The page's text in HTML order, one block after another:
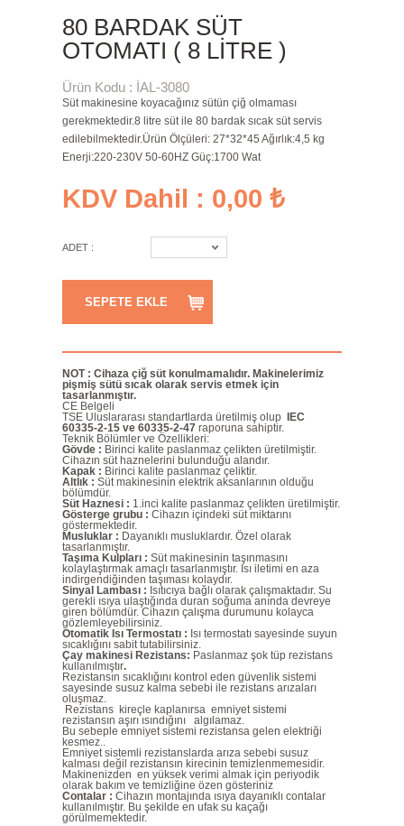
80 BARDAK SÜT
OTOMATI ( 8 LITRE )
Ürün Kodu : İAL-3080
Süt makinesine koyacağınız sütün çiğ olmaması
gerekmektedir.8 litre süt ile 80 bardak sıcak süt servis
edilebilmektedir.Ürün Ölçüleri: 27*32*45 Ağırlık:4,5 kg
Enerji:220-230V 50-60HZ Güç:1700 Wat
KDV Dahil : 0,00 ₺
ADET :
SEPETE EKLE
NOT : Cihaza çiğ süt konulmamalıdır. Makinelerimiz
pişmiş sütü sıcak olarak servis etmek için
tasarlanmıştır.
CE Belgeli
TSE Uluslararası standartlarda üretilmiş olup
IEC
60335-2-15 ve 60335-2-47 raporuna sahiptir.
Teknik Bölümler ve Özellikleri:
Gövde : Birinci kalite paslanmaz çelikten üretilmiştir.
Cihazın süt haznelerini bulunduğu alandır.
Kapak : Birinci kalite paslanmaz çeliktir.
Altlık : Süt makinesinin elektrik aksanlarının olduğu
bölümdür.
Süt Haznesi : 1.inci kalite paslanmaz çelikten üretilmiştir.
Gösterge grubu : Cihazın içindeki süt miktarını
göstermektedir.
Musluklar : Dayanıklı musluklardır. Özel olarak
tasarlanmıştır.
Taşıma Kulpları : Süt makinesinin taşınmasını
kolaylaştırmak amaçlı tasarlanmıştır. Isı iletimi en aza
indirgendiğinden taşıması kolaydır.
Sinyal Lambası : Isıtıcıya bağlı olarak çalışmaktadır. Su
gerekli ısıya ulaştığında duran soğuma anında devreye
giren bölümdür. Cihazın çalışma durumunu kolayca
gözlemleyebilirsiniz.
Otomatik Isı Termostatı : Isı termostatı sayesinde suyun
sıcaklığını sabit tutabilirsiniz.
Çay makinesi Rezistans: Paslanmaz şok tüp rezistans
kullanılmıştır.
Rezistansın sıcaklığını kontrol eden güvenlik sistemi
sayesinde susuz kalma sebebi ile rezistans arızaları
oluşmaz.
Rezistans kireçle kaplanırsa emniyet sistemi
rezistansın aşırı ısındığını algılamaz.
Bu sebeple emniyet sistemi rezistansa gelen elektriği
kesmez..
Emniyet sistemli rezistanslarda arıza sebebi susuz
kalması değil rezistansın kirecinin temizlenmemesidir.
Makinenizden en yüksek verimi almak için periyodik
olarak bakım ve temizliğine özen gösteriniz
Contalar : Cihazın montajında ısıya dayanıklı contalar
kullanılmıştır. Bu şekilde en ufak su kaçağı
görülmemektedir.